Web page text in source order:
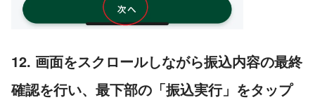
12. 画面をスクロールしながら振込内容の最終
確認を行い、最下部の「振込実行」をタップ